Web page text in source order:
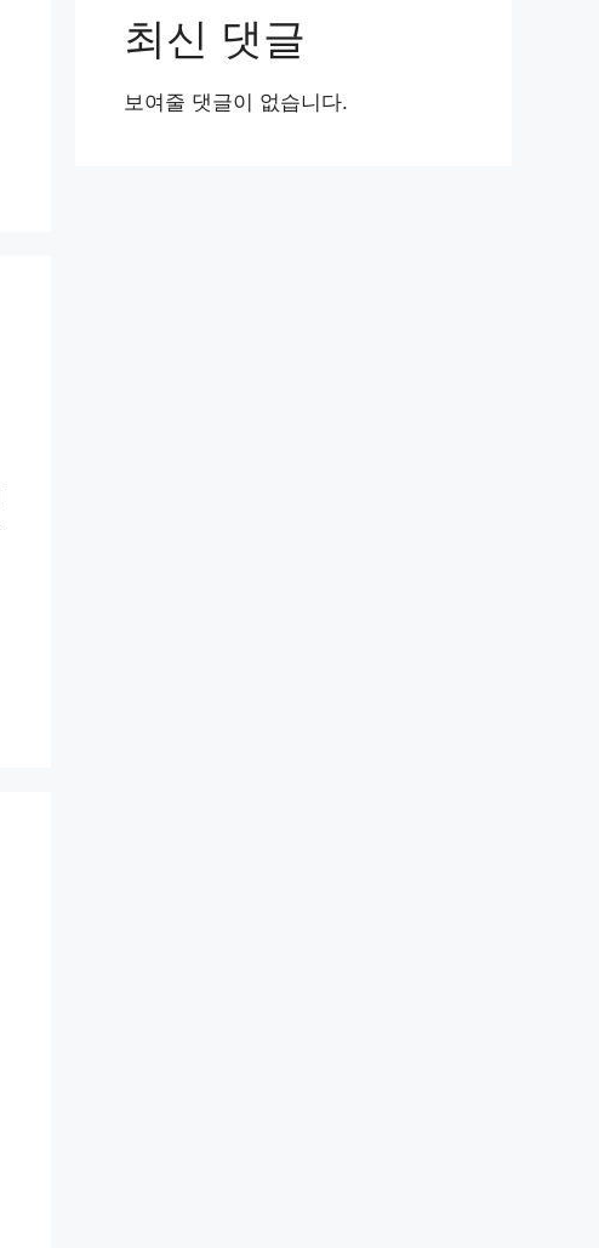
최신 댓글
보여줄 댓글이 없습니다.